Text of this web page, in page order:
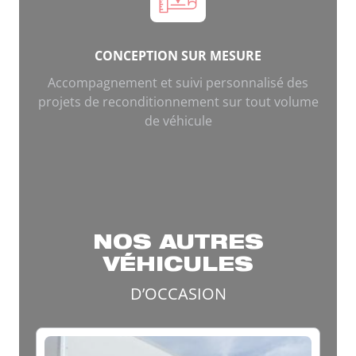
CONCEPTION SUR MESURE
Accompagnement et suivi personnalisé des
projets de reconditionnement sur tout volume
de véhicule
NOS AUTRES
VÉHICULES
D’OCCASION